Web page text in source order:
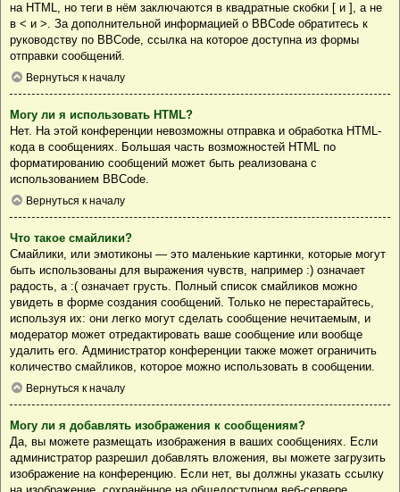
на HTML, но теги в нём заключаются в квадратные скобки [ и ], а не
в < и >. За дополнительной информацией о BBCode обратитесь к
руководству по BBCode, ссылка на которое доступна из формы
отправки сообщений.
Вернуться к началу
Могу ли я использовать HTML?
Нет. На этой конференции невозможны отправка и обработка HTML-
кода в сообщениях. Большая часть возможностей HTML по
форматированию сообщений может быть реализована с
использованием BBCode.
Вернуться к началу
Что такое смайлики?
Смайлики, или эмотиконы — это маленькие картинки, которые могут
быть использованы для выражения чувств, например :) означает
радость, а :( означает грусть. Полный список смайликов можно
увидеть в форме создания сообщений. Только не перестарайтесь,
используя их: они легко могут сделать сообщение нечитаемым, и
модератор может отредактировать ваше сообщение или вообще
удалить его. Администратор конференции также может ограничить
количество смайликов, которое можно использовать в сообщении.
Вернуться к началу
Могу ли я добавлять изображения к сообщениям?
Да, вы можете размещать изображения в ваших сообщениях. Если
администратор разрешил добавлять вложения, вы можете загрузить
изображение на конференцию. Если нет, вы должны указать ссылку